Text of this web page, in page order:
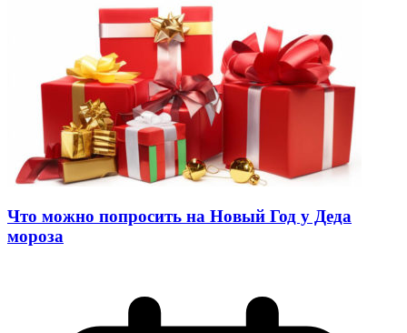
Что можно попросить на Новый Год у Деда
мороза